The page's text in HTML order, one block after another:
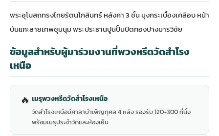
พระอุโบสถทรงไทยรัตนโกสินทร์ หลังคา 3 ชั้น มุงกระเบื้องเคลือบ หน้า
บันแกะลายเทพชุมนุม พระประธานปูนปั้นปิดทองปางมารวิชัย
ข้อมูลสำหรับผู้มาร่วมงานที่พวงหรีดวัดสำโรง
เหนือ
🔥 เมรุพวงหรีดวัดสำโรงเหนือ
วัดสำโรงเหนือมีศาลาบำเพ็ญกุศล 4 หลัง รองรับ 120-300 ที่นั่ง
พร้อมเมรุประจำวัดและห้องเย็น